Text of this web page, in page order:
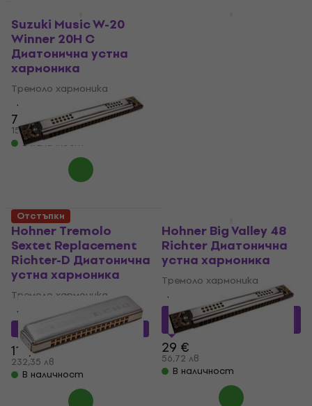
Suzuki Music W-20
Winner 20H C
Диатонична устна
хармоника
Тремоло хармоника
4,4
7,69 €
15,04 лв
В наличност
Hohner Tremolo
Sextet Replacement
Richter-D Диатонична
устна хармоника
Тремоло хармоника
4,5
76,53 €
с кодMUZMUZ-35
118,80 €
232,35 лв
В наличност
Hohner Big Valley 48
Richter Диатонична
устна хармоника
Тремоло хармоника
4,3
20,39 €с кодMUZMUZ-
25
29 €
56,72 лв
В наличност
Отстъпки